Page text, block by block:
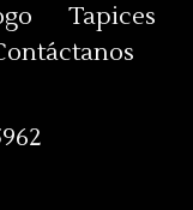
Tapices